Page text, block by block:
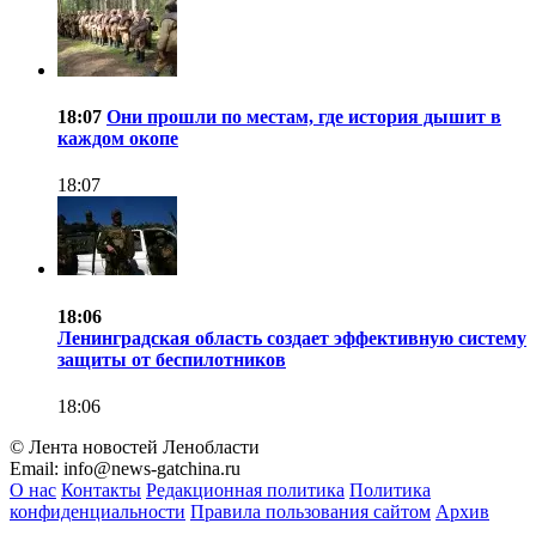
18:07 Они прошли по местам, где история дышит в
каждом окопе
18:07
18:06
Ленинградская область создает эффективную систему
защиты от беспилотников
18:06
© Лента новостей Ленобласти
Email: info@news-gatchina.ru
О нас Контакты Редакционная политика Политика
конфиденциальности Правила пользования сайтом Архив